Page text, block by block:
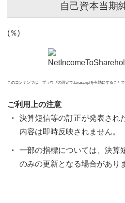
自己資本当期
(％)
このコンテンツは、ブラウザの設定でJavascriptを有効にすることで
ご利用上の注意
決算短信等の訂正が発表され
内容は即時反映されません。
一部の指標については、決算
のみの更新となる場合があり